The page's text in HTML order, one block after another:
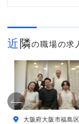
近隣の職場の求
大阪府大阪市福島